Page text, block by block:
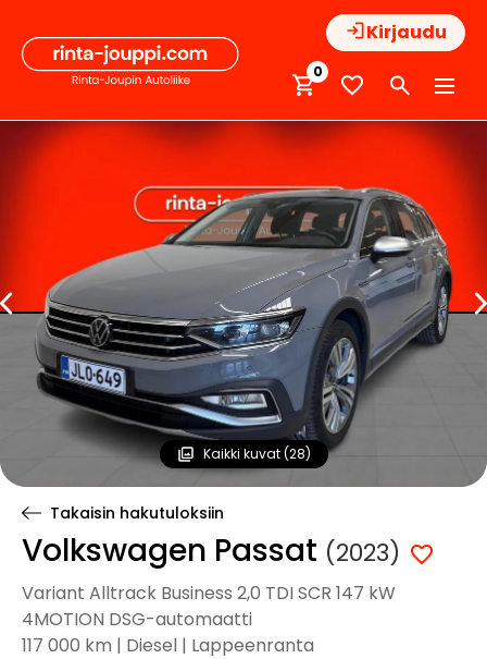
sisältöön
Kirjaudu
0
Kaikki kuvat (28)
Takaisin hakutuloksiin
Volkswagen Passat (2023)
Variant Alltrack Business 2,0 TDI SCR 147 kW
4MOTION DSG-automaatti
117 000 km | Diesel | Lappeenranta